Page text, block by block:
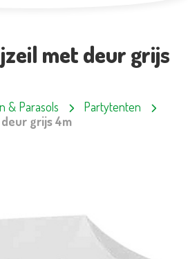
met deur grijs
& Parasols
Partytenten
grijs 4m